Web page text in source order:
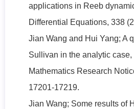
applications in Reeb
Differential Equations, 338
Jian Wang and Hui Yang; A
Sullivan in the analytic case,
Mathematics Research
17201-17219.
Jian Wang; Some results of